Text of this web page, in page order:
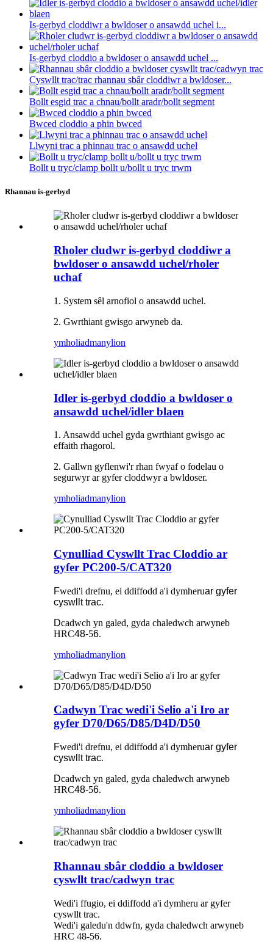
Is-gerbyd cloddiwr a bwldoser o ansawdd uchel i...
Is-gerbyd cloddio a bwldoser o ansawdd uchel ...
Cyswllt trac/trac rhannau sbâr cloddiwr a bwldoser...
Bollt esgid trac a chnau/bollt aradr/bollt segment
Bwced cloddio a phin bwced
Llwyni trac a phinnau trac o ansawdd uchel
Bollt u tryc/clamp bollt u/bollt u tryc trwm
Rhannau is-gerbyd
Rholer cludwr is-gerbyd cloddiwr a
bwldoser o ansawdd uchel/rholer
uchaf
1. System sêl arnofiol o ansawdd uchel.
2. Gwrthiant gwisgo arwyneb da.
ymholiadmanylion
Idler is-gerbyd cloddio a bwldoser o
ansawdd uchel/idler blaen
1. Ansawdd uchel gyda gwrthiant gwisgo ac
effaith rhagorol.
2. Gallwn gyflenwi'r rhan fwyaf o fodelau o
segurwyr ar gyfer cloddwyr a bwldoser.
ymholiadmanylion
Cynulliad Cyswllt Trac Cloddio ar
gyfer PC200-5/CAT320
Fwedi'i drefnu, ei ddiffodd a'i dymheruar gyfer
cyswllt trac.
Dcadwch yn galed, gyda chaledwch arwyneb
HRC48-56.
ymholiadmanylion
Cadwyn Trac wedi'i Selio a'i Iro ar
gyfer D70/D65/D85/D4D/D50
Fwedi'i drefnu, ei ddiffodd a'i dymheruar gyfer
cyswllt trac.
Dcadwch yn galed, gyda chaledwch arwyneb
HRC48-56.
ymholiadmanylion
Rhannau sbâr cloddio a bwldoser
cyswllt trac/cadwyn trac
Wedi'i ffugio, ei ddiffodd a'i dymheru ar gyfer
cyswllt trac.
Wedi'i galedu'n ddwfn, gyda chaledwch arwyneb
HRC 48-56.